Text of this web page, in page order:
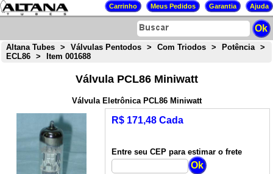
Altana Tubes > Válvulas Pentodos > Com Triodos > Potência
>
ECL86
> Item 001688
Válvula PCL86 Miniwatt
Válvula Eletrônica PCL86 Miniwatt
R$ 171,48 Cada
Entre seu CEP para estimar o frete